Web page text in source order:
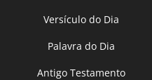
Versículo do Dia
Palavra do Dia
Antigo Testamento